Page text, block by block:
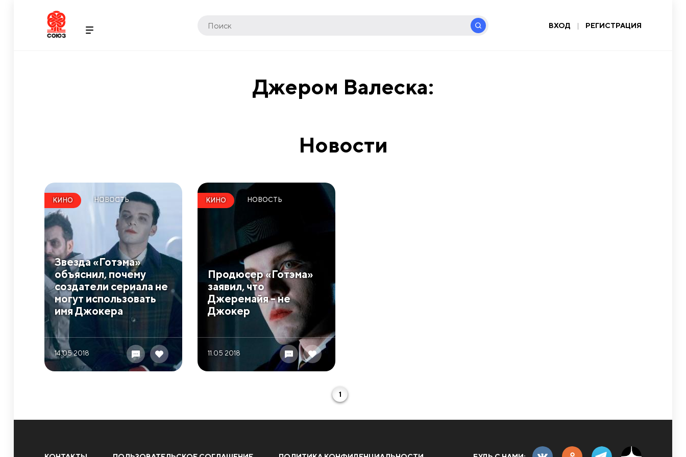
ВХОД | РЕГИСТРАЦИЯ
Джером Валеска:
Новости
КИНО НОВОСТЬ
Звезда «Готэма»
объяснил, почему
создатели сериала не
могут использовать
имя Джокера
14.05 2018
КИНО НОВОСТЬ
Продюсер «Готэма»
заявил, что
Джеремайя - не
Джокер
11.05 2018
1